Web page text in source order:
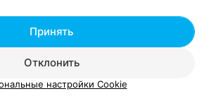
соглашение
Написать в поддержку
по вопросам сотрудничества
руководителю relax.by
Отклонить
Принять
настройки Cookie